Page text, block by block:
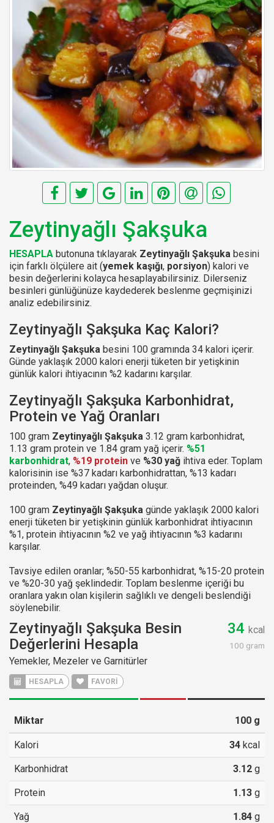
Zeytinyağlı Şakşuka
HESAPLA butonuna tıklayarak Zeytinyağlı Şakşuka besini
için farklı ölçülere ait (yemek kaşığı, porsiyon) kalori ve
besin değerlerini kolayca hesaplayabilirsiniz. Dilerseniz
besinleri günlüğünüze kaydederek beslenme geçmişinizi
analiz edebilirsiniz.
Zeytinyağlı Şakşuka Kaç Kalori?
Zeytinyağlı Şakşuka besini 100 gramında 34 kalori içerir.
Günde yaklaşık 2000 kalori enerji tüketen bir yetişkinin
günlük kalori ihtiyacının %2 kadarını karşılar.
Zeytinyağlı Şakşuka Karbonhidrat,
Protein ve Yağ Oranları
100 gram Zeytinyağlı Şakşuka 3.12 gram karbonhidrat,
1.13 gram protein ve 1.84 gram yağ içerir. %51
karbonhidrat, %19 protein ve %30 yağ ihtiva eder. Toplam
kalorisinin ise %37 kadarı karbonhidrattan, %13 kadarı
proteinden, %49 kadarı yağdan oluşur.
100 gram Zeytinyağlı Şakşuka günde yaklaşık 2000 kalori
enerji tüketen bir yetişkinin günlük karbonhidrat ihtiyacının
%1, protein ihtiyacının %2 ve yağ ihtiyacının %3 kadarını
karşılar.
Tavsiye edilen oranlar; %50-55 karbonhidrat, %15-20 protein
ve %20-30 yağ şeklindedir. Toplam beslenme içeriği bu
oranlara yakın olan kişilerin sağlıklı ve dengeli beslendiği
söylenebilir.
Zeytinyağlı Şakşuka Besin
Değerlerini Hesapla
Yemekler, Mezeler ve Garnitürler
HESAPLA FAVORİ
34 kcal
100 gram
Miktar 100 g
Kalori 34 kcal
Karbonhidrat 3.12 g
Protein 1.13 g
Yağ 1.84 g